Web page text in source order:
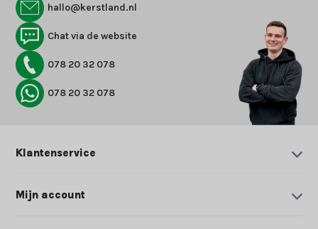
hallo@kerstland.nl
Chat via de website
078 20 32 078
078 20 32 078
Klantenservice
Mijn account